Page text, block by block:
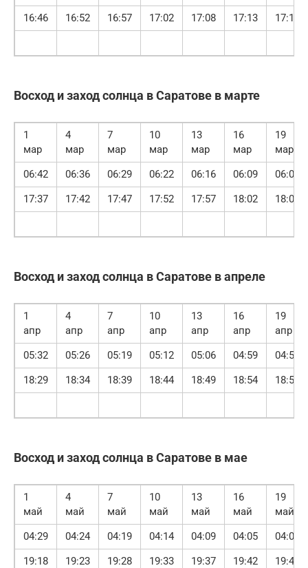
16:46
16:52 16:57 17:02 17:08 17:13 17:19
Восход и заход солнца в Саратове в марте
1
мар
4
мар
7
мар
10
мар
13
мар
16
мар
19
мар
06:42
06:36 06:29 06:22 06:16 06:09
06:02
17:37
17:42 17:47 17:52 17:57 18:02 18:07
Восход и заход солнца в Саратове в апреле
1
апр
4
апр
7
апр
10
апр
13
апр
16
апр
19
апр
05:32
05:26 05:19 05:12 05:06 04:59
04:53
18:29
18:34 18:39 18:44 18:49 18:54 18:58
Восход и заход солнца в Саратове в мае
1
май
4
май
7
май
10
май
13
май
16
май
19
май
04:29
04:24 04:19 04:14 04:09 04:05
04:00
19:18
19:23 19:28 19:33 19:37 19:42 19:46